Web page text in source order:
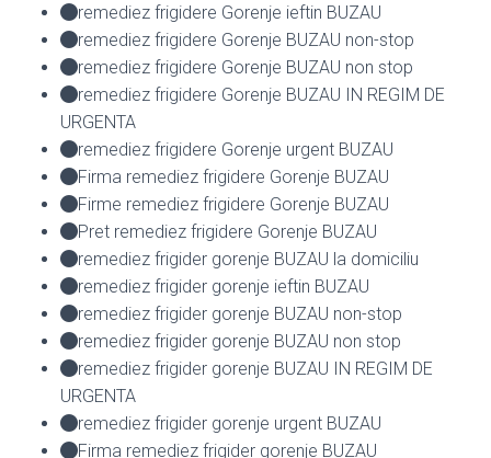
remediez frigidere Gorenje ieftin BUZAU
remediez frigidere Gorenje BUZAU non-stop
remediez frigidere Gorenje BUZAU non stop
remediez frigidere Gorenje BUZAU IN REGIM DE
URGENTA
remediez frigidere Gorenje urgent BUZAU
Firma remediez frigidere Gorenje BUZAU
Firme remediez frigidere Gorenje BUZAU
Pret remediez frigidere Gorenje BUZAU
remediez frigider gorenje BUZAU la domiciliu
remediez frigider gorenje ieftin BUZAU
remediez frigider gorenje BUZAU non-stop
remediez frigider gorenje BUZAU non stop
remediez frigider gorenje BUZAU IN REGIM DE
URGENTA
remediez frigider gorenje urgent BUZAU
Firma remediez frigider gorenje BUZAU